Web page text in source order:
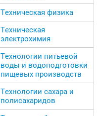
Техническая физика
Техническая
электрохимия
Технологии питьевой
воды и водоподготовки
пищевых производств
Технологии сахара и
полисахаридов